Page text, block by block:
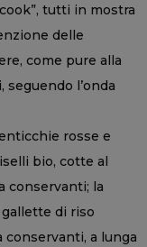
tutti in mostra
delle
come pure alla
l’onda
rosse e
bio, cotte al
conservanti; la
di riso
conservanti, a lunga